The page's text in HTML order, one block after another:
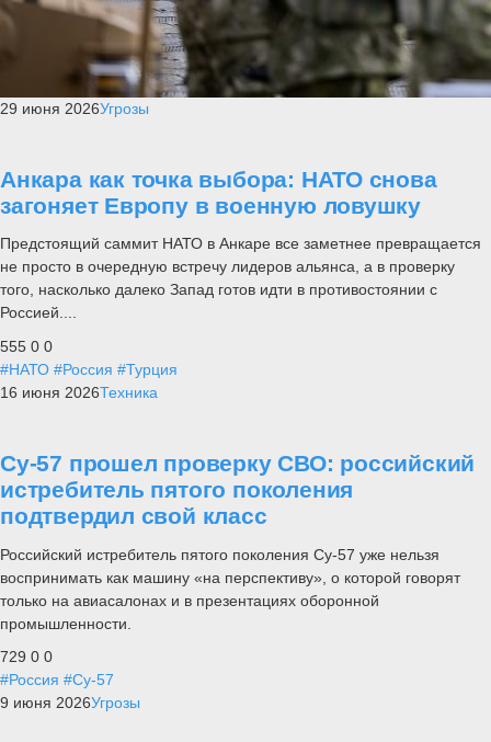
29 июня 2026Угрозы
Анкара как точка выбора: НАТО снова
загоняет Европу в военную ловушку
Предстоящий саммит НАТО в Анкаре все заметнее превращается
не просто в очередную встречу лидеров альянса, а в проверку
того, насколько далеко Запад готов идти в противостоянии с
Россией....
555 0 0
#НАТО #Россия #Турция
16 июня 2026Техника
Су-57 прошел проверку СВО: российский
истребитель пятого поколения
подтвердил свой класс
Российский истребитель пятого поколения Су-57 уже нельзя
воспринимать как машину «на перспективу», о которой говорят
только на авиасалонах и в презентациях оборонной
промышленности.
729 0 0
#Россия #Су-57
9 июня 2026Угрозы